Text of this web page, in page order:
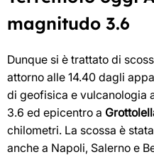
magnitudo 3.6
Dunque si è trattato di
attorno alle 14.40 dagli
di geofisica e vulcanologia
3.6 ed epicentro a
chilometri. La scossa è
anche a Napoli, Salerno e